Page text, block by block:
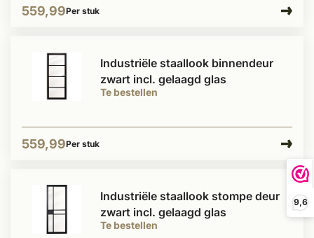
9,6
559,99Per stuk
Te bestellen
Industriële staallook binnendeur
zwart incl. gelaagd glas
559,99Per stuk
Te bestellen
Industriële staallook stompe deur
zwart incl. gelaagd glas